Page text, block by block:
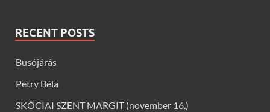
RECENT POSTS
Busójárás
Petry Béla
SKÓCIAI SZENT MARGIT (november 16.)